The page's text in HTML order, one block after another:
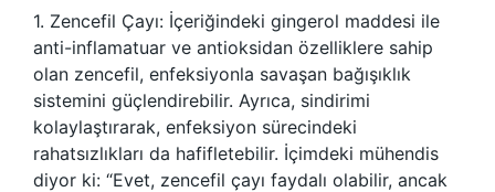
1. Zencefil Çayı: İçeriğindeki gingerol maddesi ile
anti-inflamatuar ve antioksidan özelliklere sahip
olan zencefil, enfeksiyonla savaşan bağışıklık
sistemini güçlendirebilir. Ayrıca, sindirimi
kolaylaştırarak, enfeksiyon sürecindeki
rahatsızlıkları da hafifletebilir. İçimdeki mühendis
diyor ki: “Evet, zencefil çayı faydalı olabilir, ancak